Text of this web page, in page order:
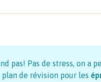
pas! Pas de stress, on a
de révision pour les